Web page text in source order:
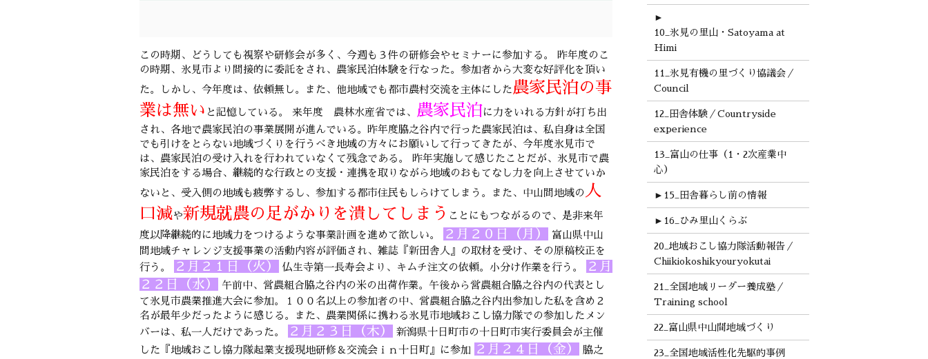
この時期、どうしても視察や研修会が多く、今週も３件の研修会やセミナーに参加する。 昨年度のこ
の時期、氷見市より間接的に委託をされ、農家民泊体験を行なった。参加者から大変な好評化を頂い
た。しかし、今年度は、依頼無し。また、他地域でも都市農村交流を主体にした 農家民泊の事
業は無い と記憶している。 来年度 農林水産省では、 農家民泊に力をいれる方針が打ち出
され、各地で農家民泊の事業展開が進んでいる。昨年度脇之谷内で行った農家民泊は、私自身は全国
でも引けをとらない地域づくりを行うべき地域の方々にお願いして行ってきたが、今年度氷見市で
は、農家民泊の受け入れを行われていなくて残念である。 昨年実施して感じたことだが、氷見市で農
家民泊をする場合、継続的な行政との支援・連携を取りながら地域のおもてなし力を向上させていか
ないと、受入側の地域も疲弊するし、参加する都市住民もしらけてしまう。また、中山間地域の 人
口減や新規就農の足がかりを潰してしまう ことにもつながるので、是非来年
度以降継続的に地域力をつけるような事業計画を進めて欲しい。
２月２０日（月）
富山県中山
間地域チャレンジ支援事業の活動内容が評価され、雑誌『新田舎人』の取材を受け、その原稿校正を
行う。
２月２１日（火） 仏生寺第一長寿会より、キムチ注文の依頼。小分け作業を行う。
２月
２２日（水）
午前中、営農組合脇之谷内の米の出荷作業。午後から営農組合脇之谷内の代表とし
て氷見市農業推進大会に参加。１００名以上の参加者の中、営農組合脇之谷内出参加した私を含め２
名が最年少だったように感じる。また、農業関係に携わる氷見市地域おこし協力隊での参加したメン
バーは、私一人だけであった。
２月２３日（木）
新潟県十日町市の十日町市実行委員会が主催
した『地域おこし協力隊起業支援現地研修＆交流会ｉｎ十日町』に参加
２月２４日（金）
脇之
►
10_氷見の里山・Satoyama at
Himi
11_氷見有機の里づくり協議会／
Council
12_田舎体験／Countryside
experience
13_富山の仕事（1・2次産業中
心）
► 15_田舎暮らし前の情報
► 16_ひみ里山くらぶ
20_地域おこし協力隊活動報告／
Chiikiokoshikyouryokutai
21_全国地域リーダー養成塾／
Training school
22_富山県中山間地域づくり
23_全国地域活性化先駆的事例